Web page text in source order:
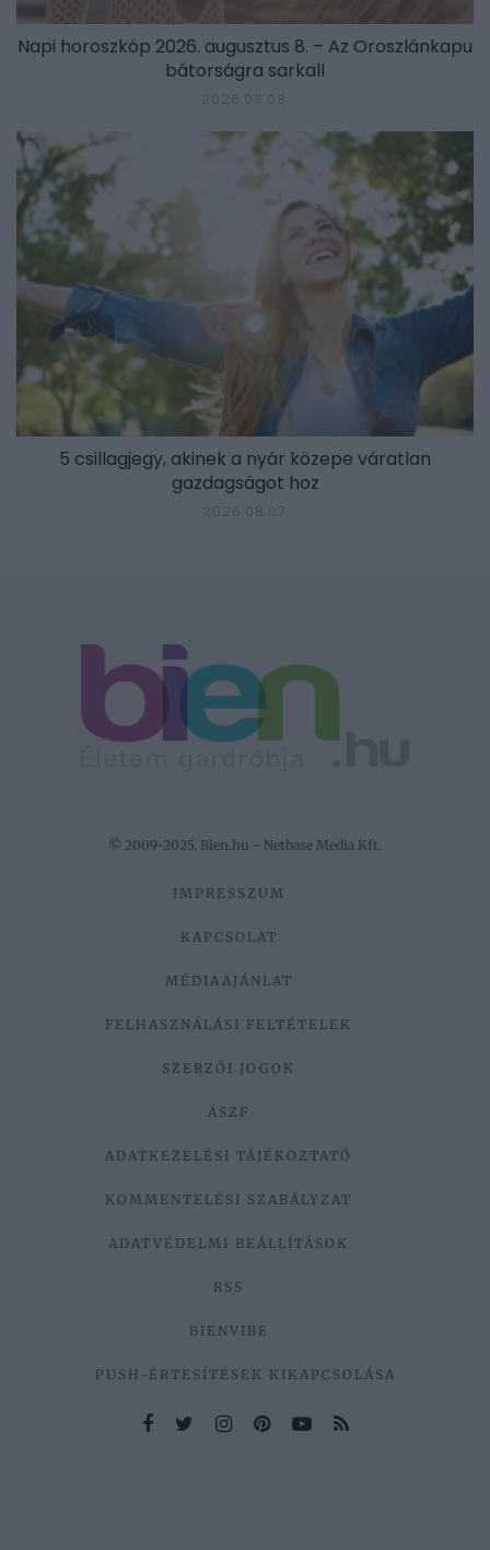
Napi horoszkóp 2026. augusztus 8. – Az Oroszlánkapu
bátorságra sarkall
5 csillagjegy, akinek a nyár közepe váratlan
gazdagságot hoz
2026.08.07.
© 2009-2025. Bien.hu - Netbase Media Kft.
IMPRESSZUM
KAPCSOLAT
MÉDIAAJÁNLAT
FELHASZNÁLÁSI FELTÉTELEK
SZERZŐI JOGOK
ÁSZF
ADATKEZELÉSI TÁJÉKOZTATÓ
KOMMENTELÉSI SZABÁLYZAT
ADATVÉDELMI BEÁLLÍTÁSOK
RSS
BIENVIBE
PUSH-ÉRTESÍTÉSEK KIKAPCSOLÁSA